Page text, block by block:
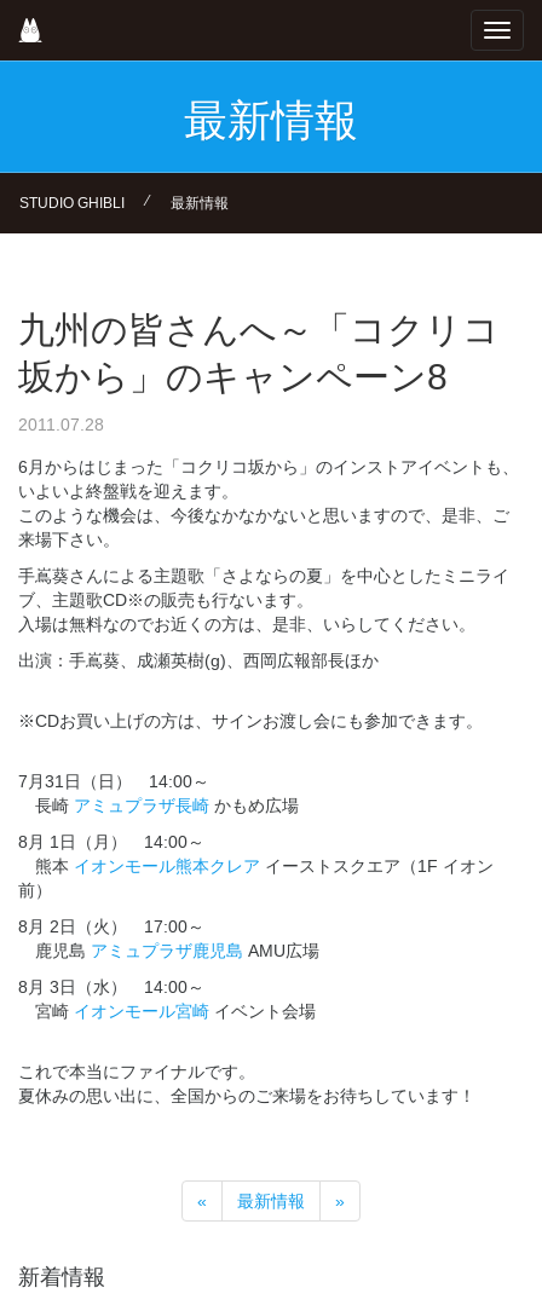
main
最新情報
STUDIO GHIBLI ⁄ 最新情報
九州の皆さんへ～「コクリコ
坂から」のキャンペーン8
2011.07.28
6月からはじまった「コクリコ坂から」のインストアイベントも、
いよいよ終盤戦を迎えます。
このような機会は、今後なかなかないと思いますので、是非、ご
来場下さい。
手嶌葵さんによる主題歌「さよならの夏」を中心としたミニライ
ブ、主題歌CD※の販売も行ないます。
入場は無料なのでお近くの方は、是非、いらしてください。
出演：手嶌葵、成瀬英樹(g)、西岡広報部長ほか
※CDお買い上げの方は、サインお渡し会にも参加できます。
7月31日（日） 14:00～
長崎 アミュプラザ長崎 かもめ広場
8月 1日（月） 14:00～
熊本 イオンモール熊本クレア イーストスクエア（1F イオン
前）
8月 2日（火） 17:00～
鹿児島 アミュプラザ鹿児島 AMU広場
8月 3日（水） 14:00～
宮崎 イオンモール宮崎 イベント会場
これで本当にファイナルです。
夏休みの思い出に、全国からのご来場をお待ちしています！
« 最新情報 »
新着情報